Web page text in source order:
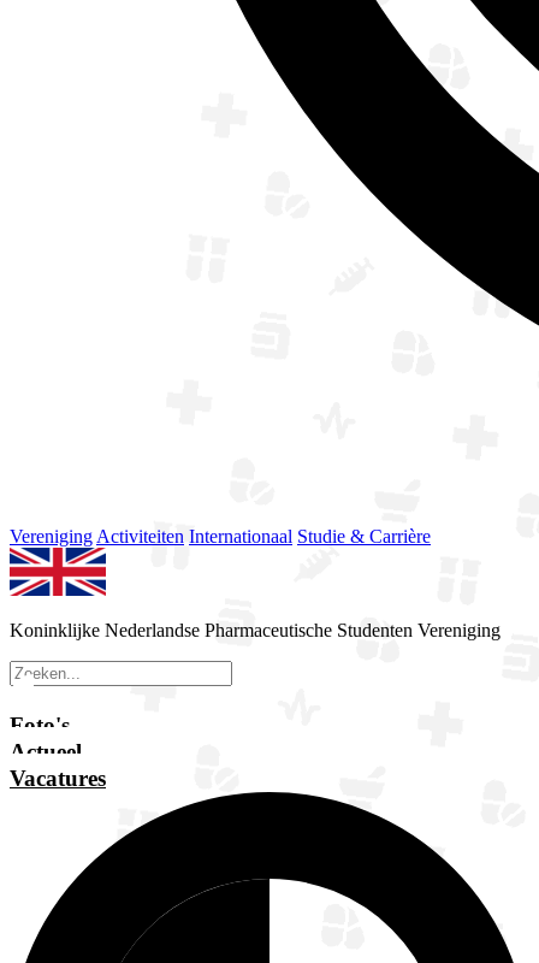
Vereniging Activiteiten Internationaal Studie & Carrière
Koninklijke Nederlandse Pharmaceutische Studenten Vereniging
Foto's
Actueel
Vacatures